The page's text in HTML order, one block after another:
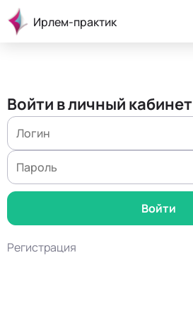
Ирлем-практик
Войти в личный кабинет
Регистрация